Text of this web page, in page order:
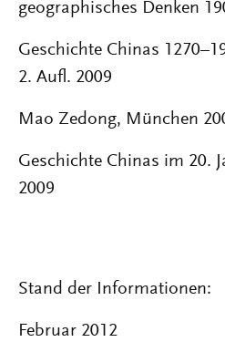
geographisches Denken
Geschichte Chinas
2. Aufl. 2009
Mao Zedong, München
Geschichte Chinas im 20.
2009
Stand der Informationen:
Februar 2012